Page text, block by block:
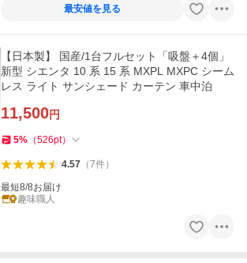
最安値を見る
【日本製】 国産/1台フルセット「吸盤＋4個」
新型 シエンタ 10 系 15 系 MXPL MXPC シーム
レス ライト サンシェード カーテン 車中泊
11,500円
5% （526pt）
4.57（7件）
最短8/8お届け
趣味職人